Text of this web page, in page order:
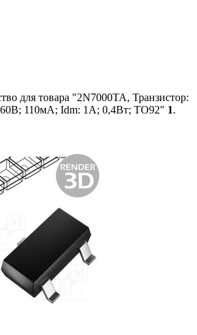
для товара "2N7000TA, Транзистор:
110мА; Idm: 1А; 0,4Вт; TO92" 1.